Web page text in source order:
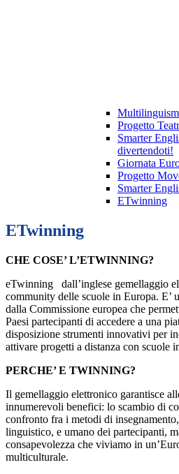
Progetto
Smarter
divertendoti!
Giornata
Progetto
Smarter
ETwinning
ETwinning
CHE COSE’ L’ETWINNING?
eTwinning dall’inglese gemellaggio
community delle scuole in Europa. E’
dalla Commissione europea che
Paesi partecipanti di accedere a una
disposizione strumenti innovativi per
attivare progetti a distanza con scuole
PERCHE’ E TWINNING?
Il gemellaggio elettronico garantisce
innumerevoli benefici: lo scambio di
confronto fra i metodi di
linguistico, e umano dei partecipanti,
consapevolezza che viviamo in
multiculturale.